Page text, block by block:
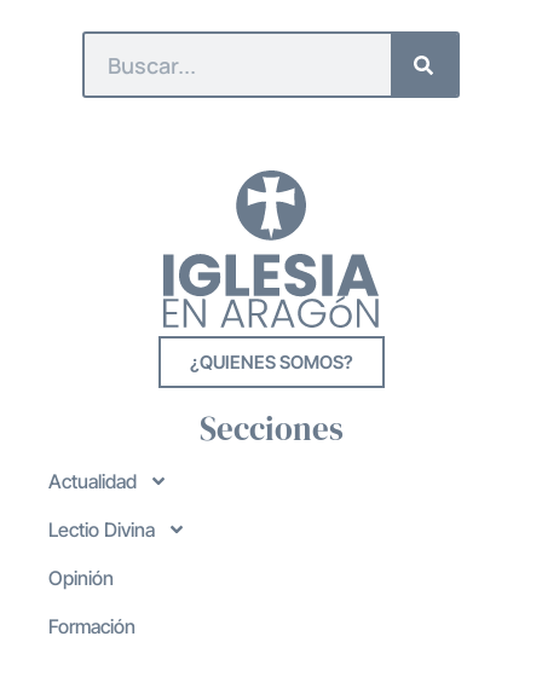
¿QUIENES SOMOS?
Secciones
Actualidad
Lectio Divina
Opinión
Formación